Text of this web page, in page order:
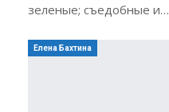
зеленые; съедобные и…
Елена Бахтина